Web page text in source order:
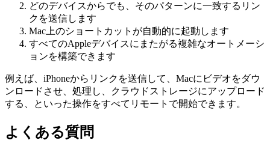
どのデバイスからでも、そのパターンに一致するリン
クを送信します
Mac上のショートカットが自動的に起動します
すべてのAppleデバイスにまたがる複雑なオートメーシ
ョンを構築できます
例えば、iPhoneからリンクを送信して、Macにビデオをダウ
ンロードさせ、処理し、クラウドストレージにアップロード
する、といった操作をすべてリモートで開始できます。
よくある質問